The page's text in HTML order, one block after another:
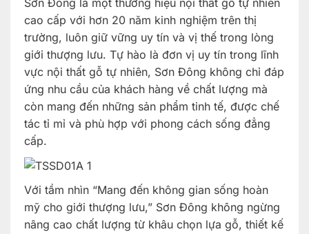
cao cấp với hơn 20 năm kinh nghiệm trên thị
trường, luôn giữ vững uy tín và vị thế trong lòng
giới thượng lưu. Tự hào là đơn vị uy tín trong lĩnh
vực nội thất gỗ tự nhiên, Sơn Đông không chỉ đáp
ứng nhu cầu của khách hàng về chất lượng mà
còn mang đến những sản phẩm tinh tế, được chế
tác tỉ mỉ và phù hợp với phong cách sống đẳng
cấp.
Với tầm nhìn “Mang đến không gian sống hoàn
mỹ cho giới thượng lưu,” Sơn Đông không ngừng
nâng cao chất lượng từ khâu chọn lựa gỗ, thiết kế